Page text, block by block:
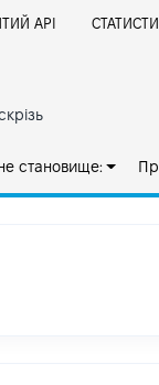
АРІ
становище: